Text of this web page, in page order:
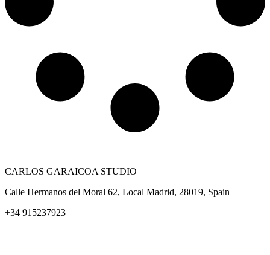
CARLOS GARAICOA STUDIO
Calle Hermanos del Moral 62, Local Madrid, 28019, Spain
+34 915237923